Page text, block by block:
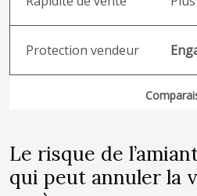
Protection vendeur
Le risque de
qui peut annuler la